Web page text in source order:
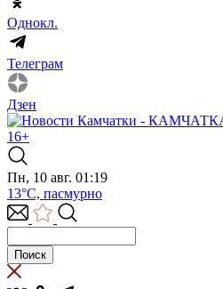
Однокл.
Телеграм
Дзен
16+
Пн, 10 авг. 01:19
13°C, пасмурно